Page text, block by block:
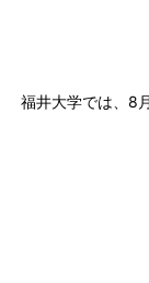
福井大学では、8